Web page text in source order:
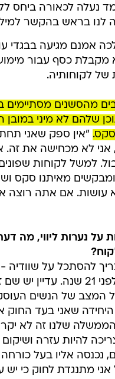
נעלה לכאורה ביחס
לנו בראש בהקשר
אמנם מגיעה בבגדי
מקבלת כסף עבור
של לקוחותיה.
מהסשנים מסתיימים
שלהם לא מיני במובן
סקס. "אין ספק שאני
אני לא מכחישה את זה.
למשל לקוחות שפונים
מאיתנו סקס
עושות. אם אתה רוצה
על נערות ליווי, מה
להסתכל על שוודיה
הגתה את החוק לפני 21 שנה. עדיין
המצב של הנשים
שאני בעד החוק
שלנו זה לא
להיות עזרה
נכנסה אליו בעל כורחה
מתנגדת לחוק כי יש